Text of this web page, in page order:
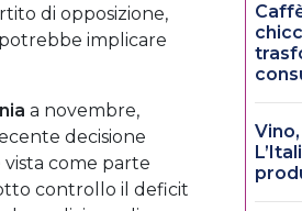
di opposizione,
potrebbe implicare
a novembre,
decisione
come parte
controllo il deficit